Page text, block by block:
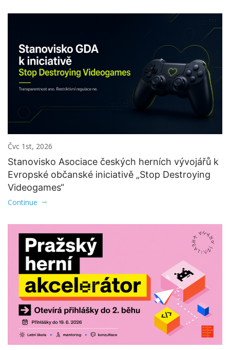
Čvc 1st, 2026
Stanovisko Asociace českých herních vývojářů k
Evropské občanské iniciativě „Stop Destroying
Videogames“
Continue